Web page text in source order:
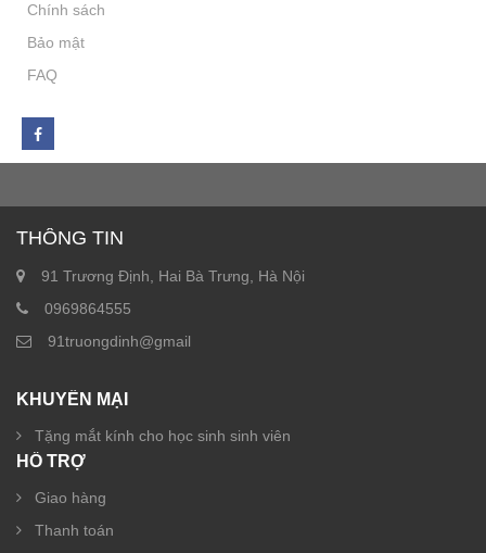
Chính sách
Bảo mật
FAQ
THÔNG TIN
91 Trương Định, Hai Bà Trưng, Hà Nội
0969864555
91truongdinh@gmail
KHUYẾN MẠI
Tặng mắt kính cho học sinh sinh viên
HỖ TRỢ
Giao hàng
Thanh toán